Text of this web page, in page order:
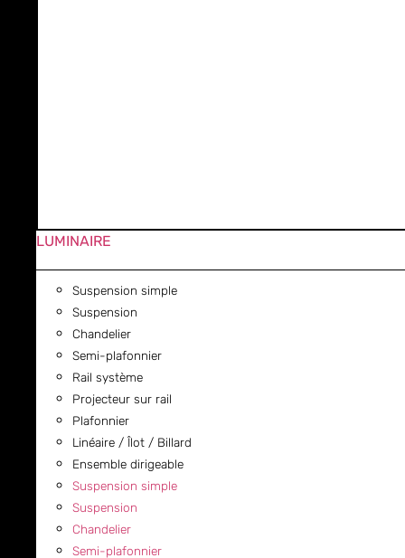
LUMINAIRE
Suspension simple
Suspension
Chandelier
Semi-plafonnier
Rail système
Projecteur sur rail
Plafonnier
Linéaire / Îlot / Billard
Ensemble dirigeable
Suspension simple
Suspension
Chandelier
Semi-plafonnier